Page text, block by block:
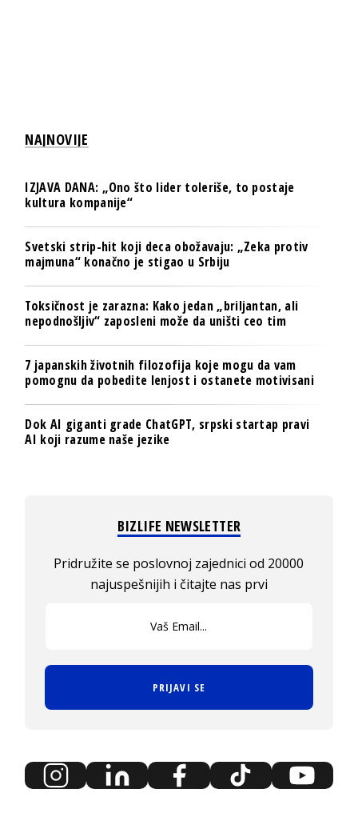
NAJNOVIJE
IZJAVA DANA: „Ono što lider toleriše, to postaje
kultura kompanije“
Svetski strip-hit koji deca obožavaju: „Zeka protiv
majmuna“ konačno je stigao u Srbiju
Toksičnost je zarazna: Kako jedan „briljantan, ali
nepodnošljiv“ zaposleni može da uništi ceo tim
7 japanskih životnih filozofija koje mogu da vam
pomognu da pobedite lenjost i ostanete motivisani
Dok AI giganti grade ChatGPT, srpski startap pravi
AI koji razume naše jezike
BIZLIFE NEWSLETTER
Pridružite se poslovnoj zajednici od 20000
najuspešnijih i čitajte nas prvi
PRIJAVI SE